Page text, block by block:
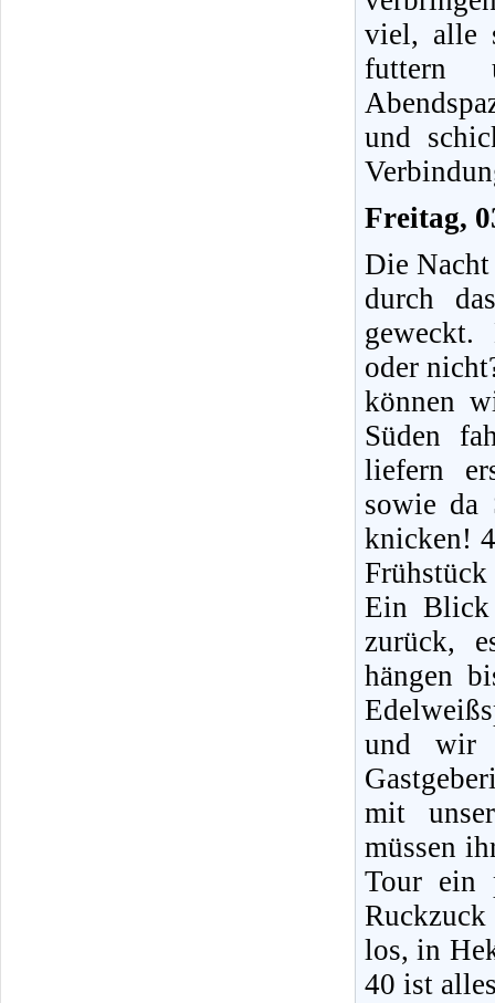
viel, alle
futtern
und
Freitag,
Die
durch
geweckt.
oder
können
Süden
liefern
sowie da
knicken!
Ein Blick
zurück,
hängen
und wir
mit
müssen
Tour ein
Ruckzuck
los, in
40 ist